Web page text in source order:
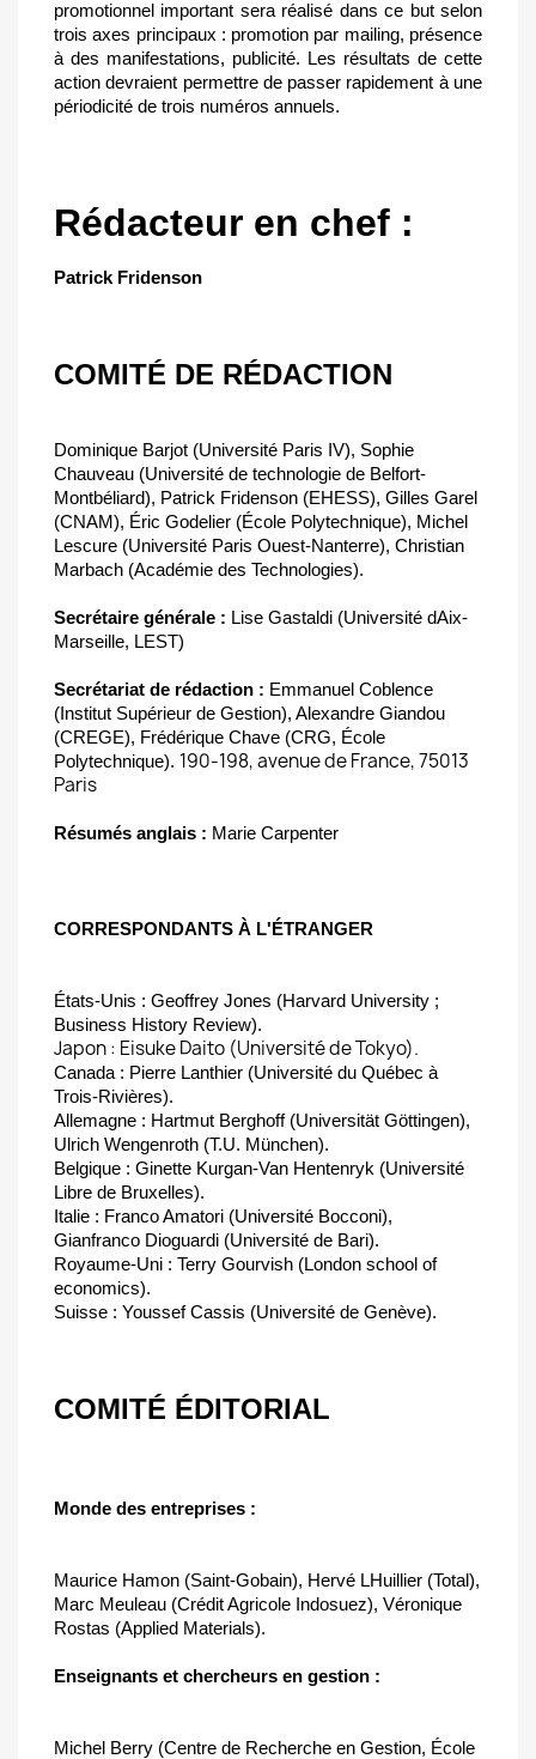
promotionnel important sera réalisé dans ce but selon
trois axes principaux : promotion par mailing, présence
à des manifestations, publicité. Les résultats de cette
action devraient permettre de passer rapidement à une
périodicité de trois numéros annuels.
Rédacteur en chef :
Patrick Fridenson
COMITÉ DE RÉDACTION
Dominique Barjot (Université Paris IV), Sophie
Chauveau (Université de technologie de Belfort-
Montbéliard), Patrick Fridenson (EHESS), Gilles Garel
(CNAM), Éric Godelier (École Polytechnique), Michel
Lescure (Université Paris Ouest-Nanterre), Christian
Marbach (Académie des Technologies).
Secrétaire générale : Lise Gastaldi (Université dAix-
Marseille, LEST)
Secrétariat de rédaction : Emmanuel Coblence
(Institut Supérieur de Gestion), Alexandre Giandou
(CREGE), Frédérique Chave (CRG, École
Polytechnique). 190-198, avenue de France, 75013
Paris
Résumés anglais : Marie Carpenter
CORRESPONDANTS À L'ÉTRANGER
États-Unis : Geoffrey Jones (Harvard University ;
Business History Review).
Japon : Eisuke Daito (Université de Tokyo).
Canada : Pierre Lanthier (Université du Québec à
Trois-Rivières).
Allemagne : Hartmut Berghoff (Universität Göttingen),
Ulrich Wengenroth (T.U. München).
Belgique : Ginette Kurgan-Van Hentenryk (Université
Libre de Bruxelles).
Italie : Franco Amatori (Université Bocconi),
Gianfranco Dioguardi (Université de Bari).
Royaume-Uni : Terry Gourvish (London school of
economics).
Suisse : Youssef Cassis (Université de Genève).
COMITÉ ÉDITORIAL
Monde des entreprises :
Maurice Hamon (Saint-Gobain), Hervé LHuillier (Total),
Marc Meuleau (Crédit Agricole Indosuez), Véronique
Rostas (Applied Materials).
Enseignants et chercheurs en gestion :
Michel Berry (Centre de Recherche en Gestion, École